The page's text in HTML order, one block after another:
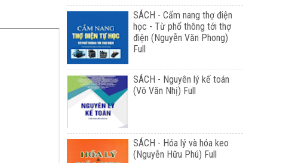
SÁCH - Cẩm nang thợ điện
học - Từ phổ thông tới thợ
điện (Nguyễn Văn Phong)
Full
SÁCH - Nguyên lý kế toán
(Võ Văn Nhị) Full
SÁCH - Hóa lý và hóa keo
(Nguyễn Hữu Phú) Full